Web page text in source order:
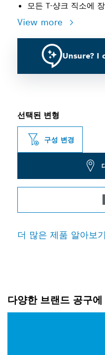
모든 T-샹크 직소에
View more
Unsure? I
선택된 변형
구성 변경
더 많은 제품 알아보기
다양한 브랜드 공구